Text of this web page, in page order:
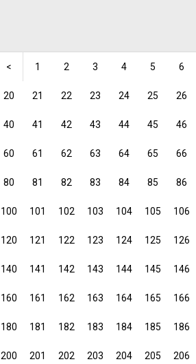
< 1 2 3 4 5 6
20 21 22 23 24 25 26
40 41 42 43 44 45 46
60 61 62 63 64 65 66
80 81 82 83 84 85 86
100 101 102 103 104 105 106
120 121 122 123 124 125 126
140 141 142 143 144 145 146
160 161 162 163 164 165 166
180 181 182 183 184 185 186
200 201 202 203 204 205 206